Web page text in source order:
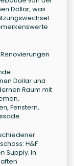
Dollar, was
Dollar und
Raum mit
Fenstern,
H&F
Supply. In